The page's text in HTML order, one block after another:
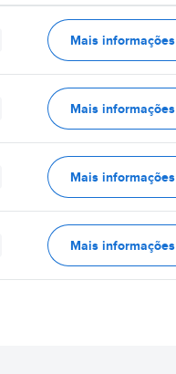
Mais informações
Mais informações
Mais informações
Mais informações